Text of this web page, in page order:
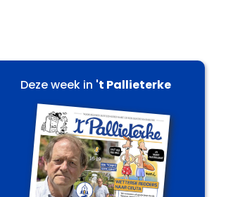
Deze week in 't Pallieterke